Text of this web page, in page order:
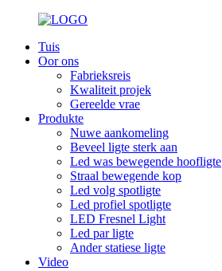
Tuis
Oor ons
Fabrieksreis
Kwaliteit projek
Gereelde vrae
Produkte
Nuwe aankomeling
Beveel ligte sterk aan
Led was bewegende hoofligte
Straal bewegende kop
Led volg spotligte
Led profiel spotligte
LED Fresnel Light
Led par ligte
Ander statiese ligte
Video